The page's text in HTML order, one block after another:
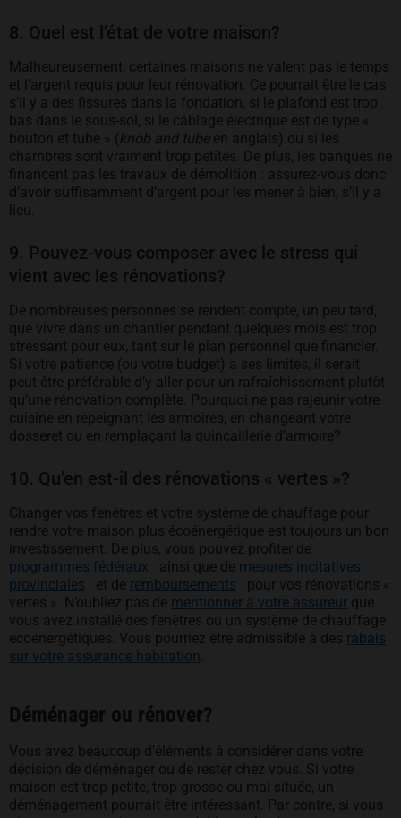
8. Quel est l’état de votre maison?
Malheureusement, certaines maisons ne valent pas le temps
et l’argent requis pour leur rénovation. Ce pourrait être le cas
s’il y a des fissures dans la fondation, si le plafond est trop
bas dans le sous-sol, si le câblage électrique est de type «
bouton et tube » ( knob and tubeen anglais) ou si les
chambres sont vraiment trop petites. De plus, les banques ne
financent pas les travaux de démolition : assurez-vous donc
d’avoir suffisamment d’argent pour les mener à bien, s’il y a
lieu.
9. Pouvez-vous composer avec le stress qui
vient avec les rénovations?
De nombreuses personnes se rendent compte, un peu tard,
que vivre dans un chantier pendant quelques mois est trop
stressant pour eux, tant sur le plan personnel que financier.
Si votre patience (ou votre budget) a ses limites, il serait
peut-être préférable d’y aller pour un rafraîchissement plutôt
qu’une rénovation complète. Pourquoi ne pas rajeunir votre
cuisine en repeignant les armoires, en changeant votre
dosseret ou en remplaçant la quincaillerie d’armoire?
10. Qu’en est-il des rénovations « vertes »?
Changer vos fenêtres et votre système de chauffage pour
rendre votre maison plus écoénergétique est toujours un bon
investissement. De plus, vous pouvez profiter de
programmes fédéraux s’ouvre dans un nouvel onglet
ainsi que de mesures incitatives
provinciales s’ouvre dans un nouvel onglet
et de remboursements s’ouvre dans un nouvel
pour vos rénovations «
vertes ». N’oubliez pas de mentionner à votre assureur que
vous avez installé des fenêtres ou un système de chauffage
écoénergétiques. Vous pourriez être admissible à des rabais
sur votre assurance habitation
Déménager ou rénover?
Vous avez beaucoup d’éléments à considérer dans votre
décision de déménager ou de rester chez vous. Si votre
maison est trop petite, trop grosse ou mal située, un
déménagement pourrait être intéressant. Par contre, si vous